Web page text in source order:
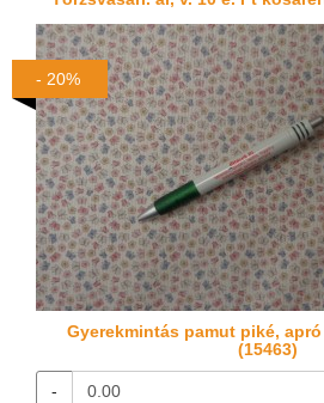
Gyerekmintás pamut piké,
(15463)
-
- 20%